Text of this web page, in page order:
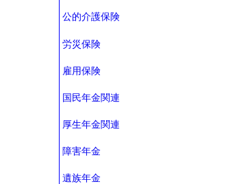
公的介護保険
労災保険
雇用保険
国民年金関連
厚生年金関連
障害年金
遺族年金